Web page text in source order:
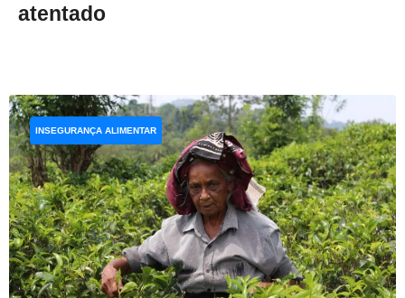
atentado
INSEGURANÇA ALIMENTAR